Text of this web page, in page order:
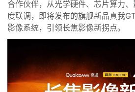
合作伙伴，从光学硬件、芯片算力
度联调，即将发布的旗舰新品真我
影像系统，引领长焦影像新拐点。